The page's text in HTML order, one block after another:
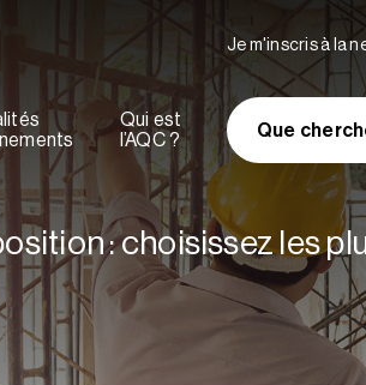
Qui est
l’AQC ?
Je m'inscris à la
Que
: choisissez les